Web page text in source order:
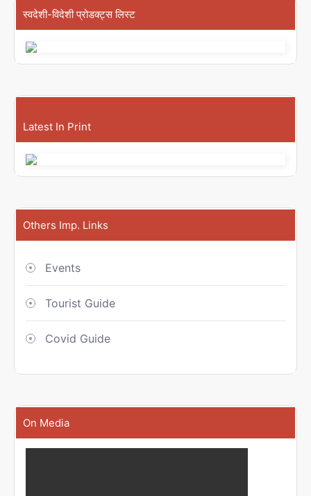
स्वदेशी-विदेशी प्रोडक्ट्स लिस्ट
Latest In Print
Others Imp. Links
Events
Tourist Guide
Covid Guide
On Media